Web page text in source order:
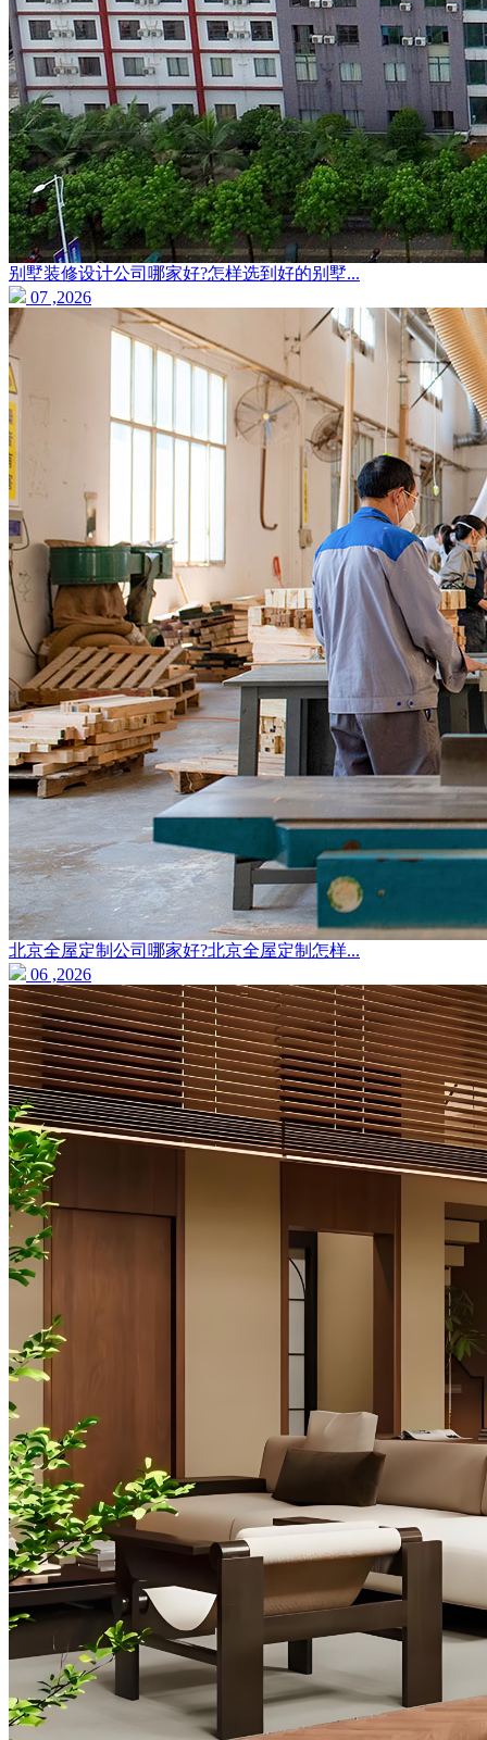
别墅装修设计公司哪家好?怎样选到好的别墅...
07 ,2026
北京全屋定制公司哪家好?北京全屋定制怎样...
06 ,2026